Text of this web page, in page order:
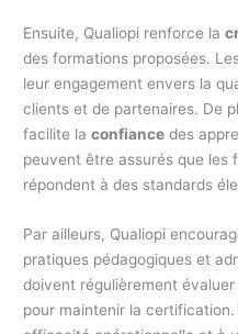
Ensuite, Qualiopi renforce la
des formations proposées.
leur engagement envers la
clients et de partenaires. De
facilite laconfiance des
peuvent être assurés que les
répondent à des standards
Par ailleurs, Qualiopi
pratiques pédagogiques et
doivent régulièrement
pour maintenir la